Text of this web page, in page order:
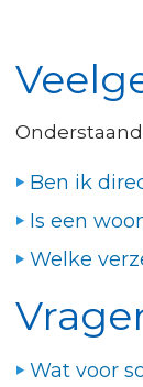
Ben ik
Is een
Welke
Wat voor